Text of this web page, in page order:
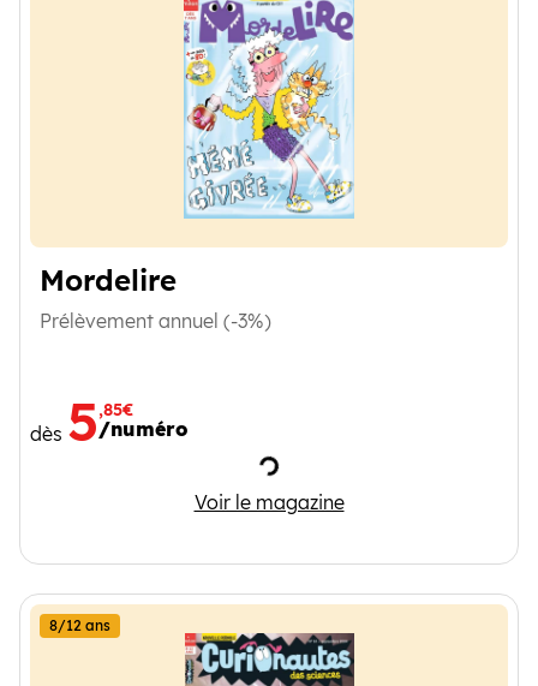
Mordelire
Prélèvement annuel (-3%)
dès 5,85€
/numéro
Chargement
Voir le magazine
Mordelire
8/12 ans